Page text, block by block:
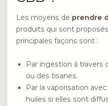
Les moyens de prendre
produits qui sont
principales façons sont :
Par ingestion à travers
ou des tisanes.
Par la vaporisation
huiles si elles sont